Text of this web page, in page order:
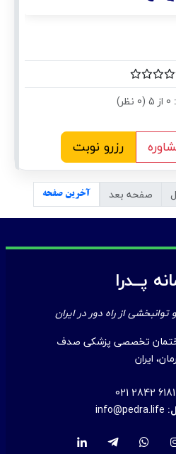
رزرو نوبت
صفحه بعد آخرین صفحه
پــدرا
از راه دور در ایران
تخصصی پزشکی صدف
ایران
021 2842 6181
info@pedra.life